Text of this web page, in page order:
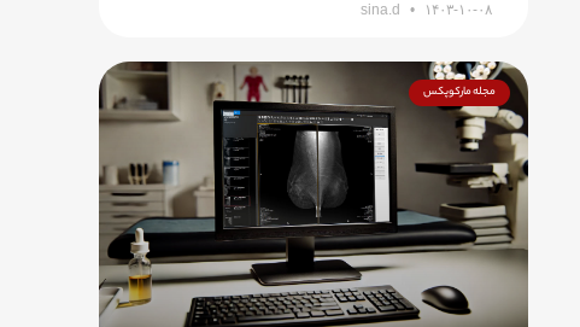
sina.d ۱۴۰۳-۱۰-۰۸
مجله مارکوپکس